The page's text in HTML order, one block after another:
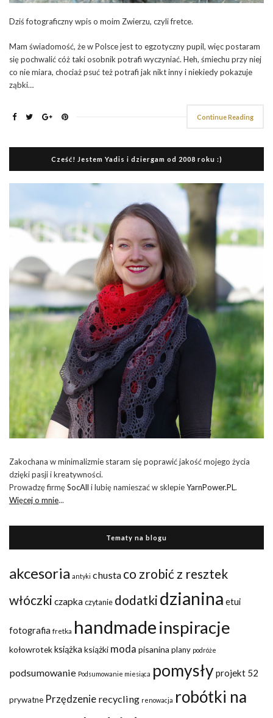
Dziś fotograficzny wpis o moim Zwierzu, czyli fretce.
Mam świadomość, że w Polsce jest to egzotyczny pupil, więc postaram
się pochwalić cóż taki osobnik potrafi wyczyniać. Heh, śmiechu przy niej
co nie miara, chociaż psuć też potrafi jak nikt inny i niekiedy pokazuje
ząbki…
Continue Reading
Cześć! Jestem Yadis i dziergam od 2008 roku :)
Zakochana w minimalizmie staram się poprawić jakość mojego życia
dzięki pasji i kreatywności.
Prowadzę firmęSocAll i lubię namieszać w sklepieYarnPower.PL.
Więcej o mnie...
Tematy na blogu
akcesoria antyki chusta co zrobić z resztek
włóczki czapka czytanie dodatki dzianina etui
fotografia fretka handmadeinspiracje
kołowrotekksiążka książki moda pisanina plany podróże
podsumowanie Podsumowanie miesiąca pomysłyprojekt 52
prywatne Przędzenie recycling renowacja robótki na